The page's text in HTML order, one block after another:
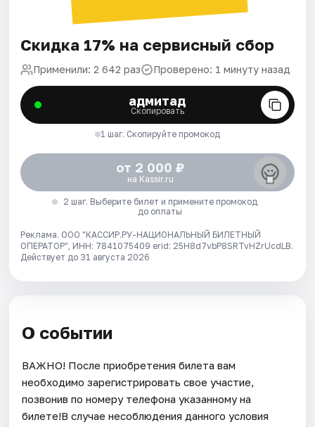
Скидка 17% на сервисный сбор
Применили: 2 642 раз Проверено: 1 минуту назад
адмитад
Скопировать
1 шаг. Скопируйте промокод
от 2 000 ₽
на Kassir.ru
2 шаг. Выберите билет и примените промокод
до оплаты
Реклама. ООО "КАССИР.РУ-НАЦИОНАЛЬНЫЙ БИЛЕТНЫЙ
ОПЕРАТОР", ИНН: 7841075409 erid: 25H8d7vbP8SRTvHZrUcdLB.
Действует до 31 августа 2026
О событии
ВАЖНО! После приобретения билета вам
необходимо зарегистрировать свое участие,
позвонив по номеру телефона указанному на
билете!В случае несоблюдения данного условия